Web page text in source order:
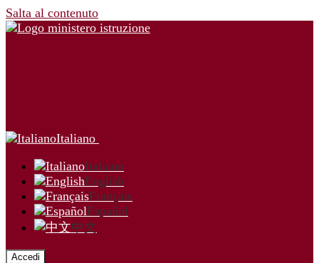
Salta al contenuto
Italiano
Italiano
English
Français
Español
中文
Accedi